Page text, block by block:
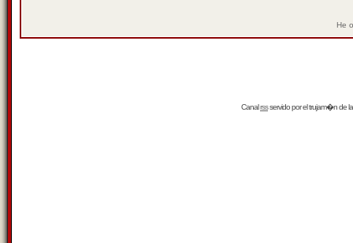
He
Canalrssservido por eltrujam�nde